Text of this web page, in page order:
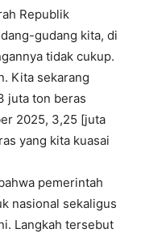
Republik
gudang kita, di
tidak cukup.
Kita sekarang
juta ton beras
2025, 3,25 [juta
yang kita kuasai
pemerintah
nasional sekaligus
Langkah tersebut